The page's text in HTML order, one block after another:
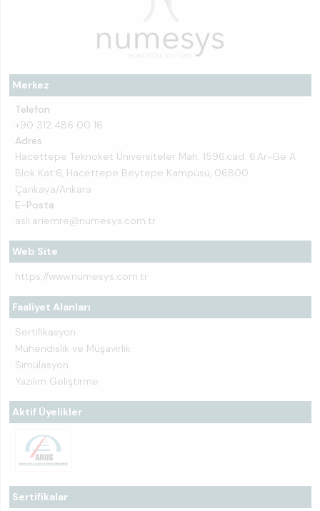
Merkez
Telefon
+90 312 486 00 16
Adres
Hacettepe Teknoket Üniversiteler Mah. 1596.cad. 6.Ar-Ge A
Blok Kat:6, Hacettepe Beytepe Kampüsü, 06800
Çankaya/Ankara
E-Posta
asli.ariemre@numesys.com.tr
Web Site
https://www.numesys.com.tr
Faaliyet Alanları
Sertifikasyon
Mühendislik ve Müşavirlik
Simülasyon
Yazılım Geliştirme
Aktif Üyelikler
Sertifikalar